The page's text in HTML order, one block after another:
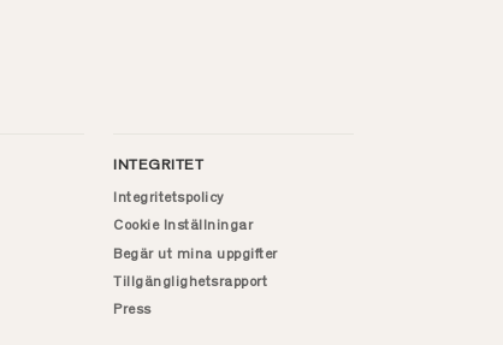
INTEGRITET
Integritetspolicy
Cookie Inställningar
Begär ut mina uppgifter
Tillgänglighetsrapport
Press